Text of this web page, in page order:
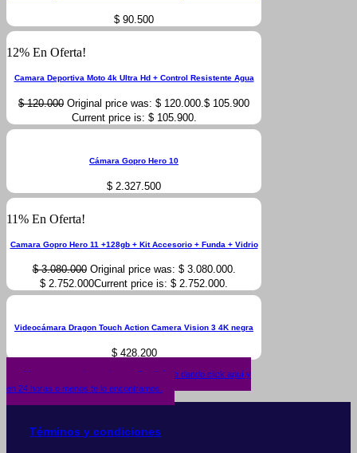
$ 90.500
12% En Oferta!
Camara Deportiva Moto 4k Ultra Hd + Control Resistente Agua
$120.000 Original price was: $ 120.000. $ 105.900
Current price is: $ 105.900.
Cámara Gopro Hero 10
$ 2.327.500
11% En Oferta!
Camara Gopro Hero 11 +128gb + Kit Accesorio + Funda + Vidrio
$3.080.000 Original price was: $ 3.080.000.
$ 2.752.000Current price is: $ 2.752.000.
Videocámara Dragon Touch Action Camera Vision 3 4K negra
$428.200
¿No encuentras lo que buscas? solicítalo dando click aquí y
en 24 horas o menos te lo encontramos.
Términos y condiciones